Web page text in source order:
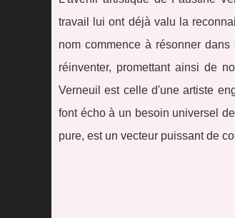
travail lui ont déjà valu la
nom commence à résonner
réinventer, promettant ainsi de
Verneuil est celle d'une artiste
font écho à un besoin universel
pure, est un vecteur puissant de